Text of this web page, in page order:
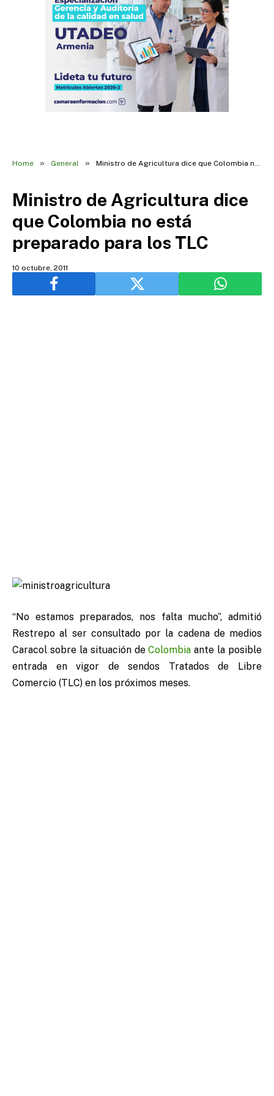
Home » General » Ministro de Agricultura dice que Colombia no está preparado para los TLC
Ministro de Agricultura dice
que Colombia no está
preparado para los TLC
10 octubre, 2011
“No estamos preparados, nos falta mucho”, admitió
Restrepo al ser consultado por la cadena de medios
Caracol sobre la situación deColombia ante la posible
entrada en vigor de sendos Tratados de Libre
Comercio (TLC) en los próximos meses.